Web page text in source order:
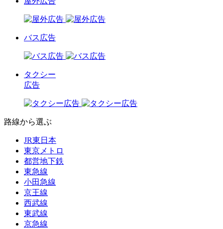
バス広告
タクシー
広告
路線から選ぶ
JR東日本
東京メトロ
都営地下鉄
東急線
小田急線
京王線
西武線
東武線
京急線